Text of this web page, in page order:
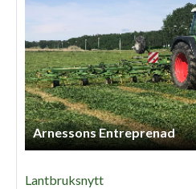
Arnessons Entreprenad
Lantbruksnytt